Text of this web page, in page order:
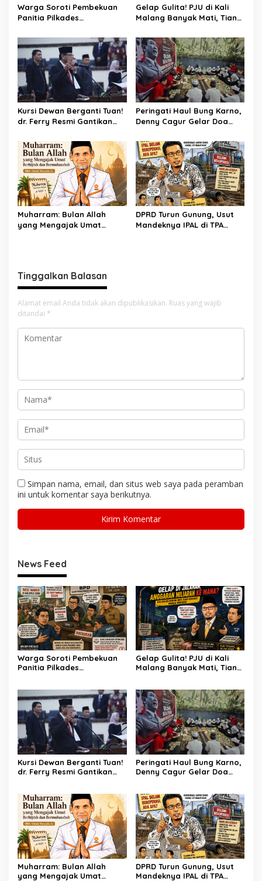
Warga Soroti Pembekuan
Panitia Pilkades
Intervensi
Gelap Gulita! PJU di Kali
Malang Banyak Mati, Tiang
Waswas
Kursi Dewan Berganti Tuan!
dr. Ferry Resmi Gantikan
Peringati Haul Bung Karno,
Denny Cagur Gelar Doa
Kader PDI Perjuangan di
Bandung Barat
Muharram: Bulan Allah
yang Mengajak Umat
DPRD Turun Gunung, Usut
Mandeknya IPAL di TPA
Tinggalkan Balasan
Alamat email Anda tidak akan dipublikasikan. Ruas yang wajib
ditandai *
Simpan nama, email, dan situs web saya pada peramban
ini untuk komentar saya berikutnya.
News Feed
Warga Soroti Pembekuan
Panitia Pilkades
Gelap Gulita! PJU di Kali
Malang Banyak Mati, Tiang
Kursi Dewan Berganti Tuan!
dr. Ferry Resmi Gantikan
Peringati Haul Bung Karno,
Denny Cagur Gelar Doa
Bandung Barat
Muharram: Bulan Allah
yang Mengajak Umat
DPRD Turun Gunung, Usut
Mandeknya IPAL di TPA